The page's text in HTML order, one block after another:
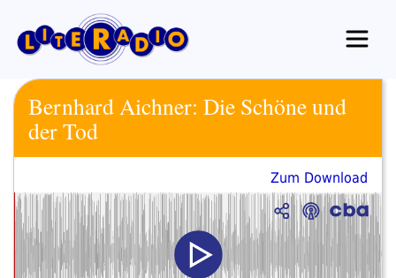
Inhalt
springen
Bernhard Aichner: Die Schöne und
der Tod
Zum Download